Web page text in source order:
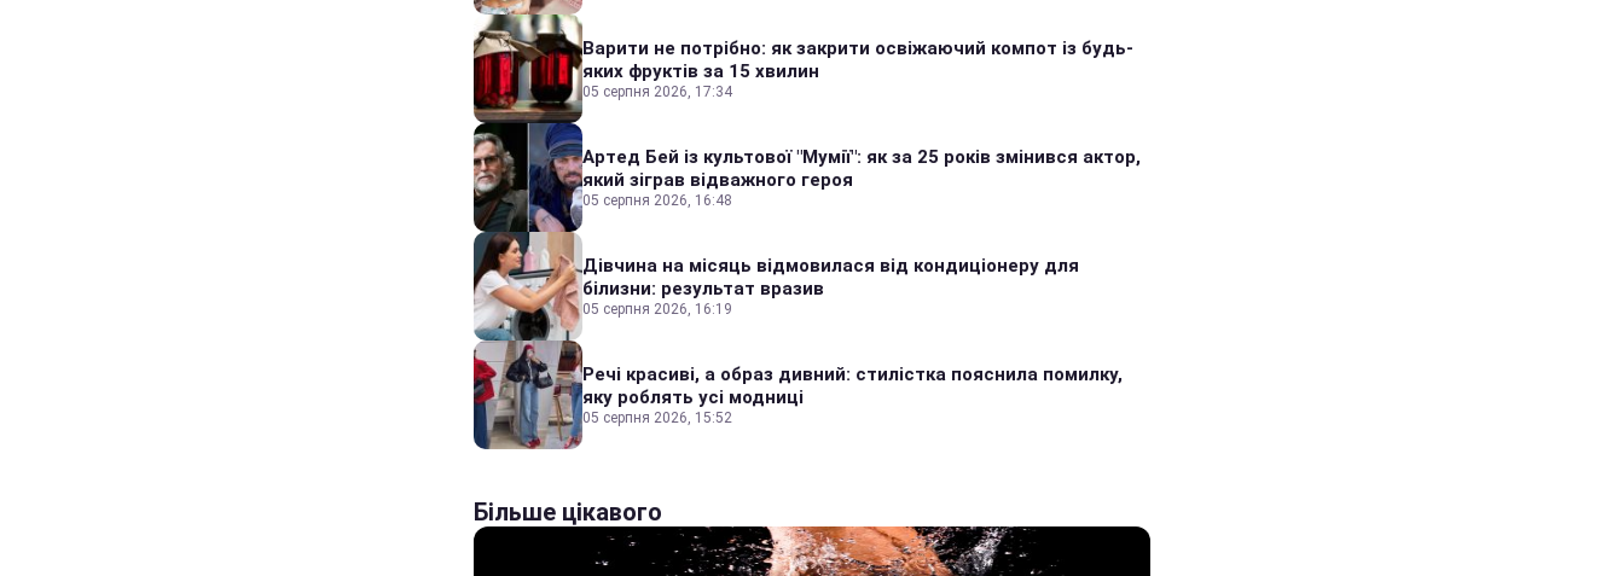
Варити не потрібно: як закрити освіжаючий компот із будь-
яких фруктів за 15 хвилин
05 серпня 2026, 17:34
Артед Бей із культової "Мумії": як за 25 років змінився актор,
який зіграв відважного героя
05 серпня 2026, 16:48
Дівчина на місяць відмовилася від кондиціонеру для
білизни: результат вразив
05 серпня 2026, 16:19
Речі красиві, а образ дивний: стилістка пояснила помилку,
яку роблять усі модниці
05 серпня 2026, 15:52
Більше цікавого